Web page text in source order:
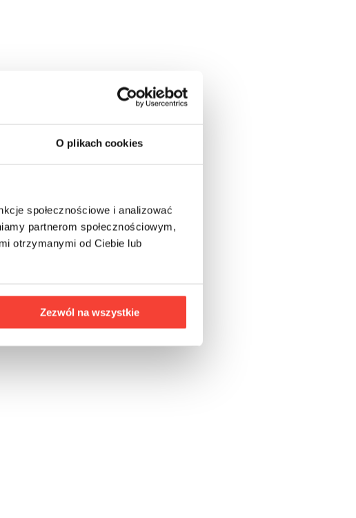
O plikach cookies
społecznościowe i analizować
partnerom społecznościowym,
otrzymanymi od Ciebie lub
Zezwól na wszystkie